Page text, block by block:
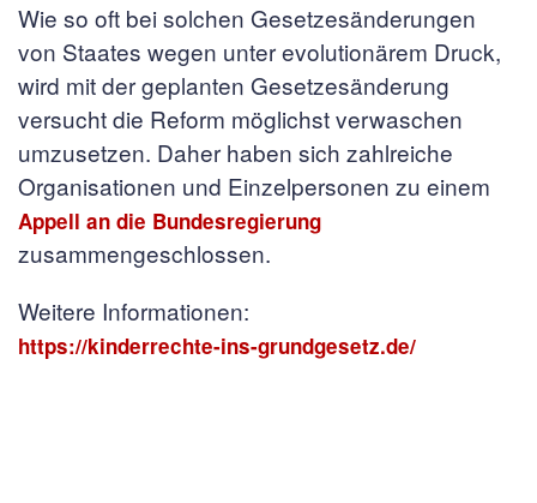
Wie so oft bei solchen Gesetzesänderungen
von Staates wegen unter evolutionärem Druck,
wird mit der geplanten Gesetzesänderung
versucht die Reform möglichst verwaschen
umzusetzen. Daher haben sich zahlreiche
Organisationen und Einzelpersonen zu einem
Appell an die Bundesregierung
zusammengeschlossen.
Weitere Informationen:
https://kinderrechte-ins-grundgesetz.de/